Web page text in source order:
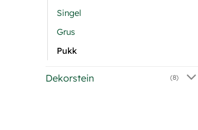
Singel
Grus
Pukk
Dekorstein (8)